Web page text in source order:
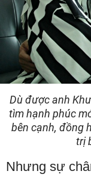
Dù được anh
tìm hạnh phúc
bên cạnh, đồng
trị
Nhưng sự